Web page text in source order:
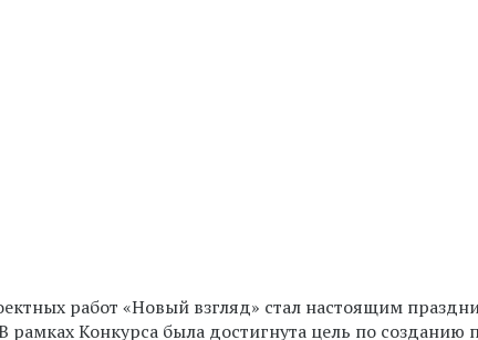
работ «Новый взгляд» стал настоящим
рамках Конкурса была достигнута цель по созданию